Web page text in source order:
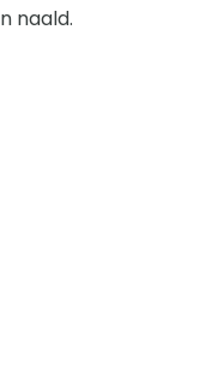
naald.